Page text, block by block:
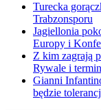
Turecka
Trabzonsporu
Jagiellonia
Europy i
Z kim zagrają
Rywale i
Gianni
będzie